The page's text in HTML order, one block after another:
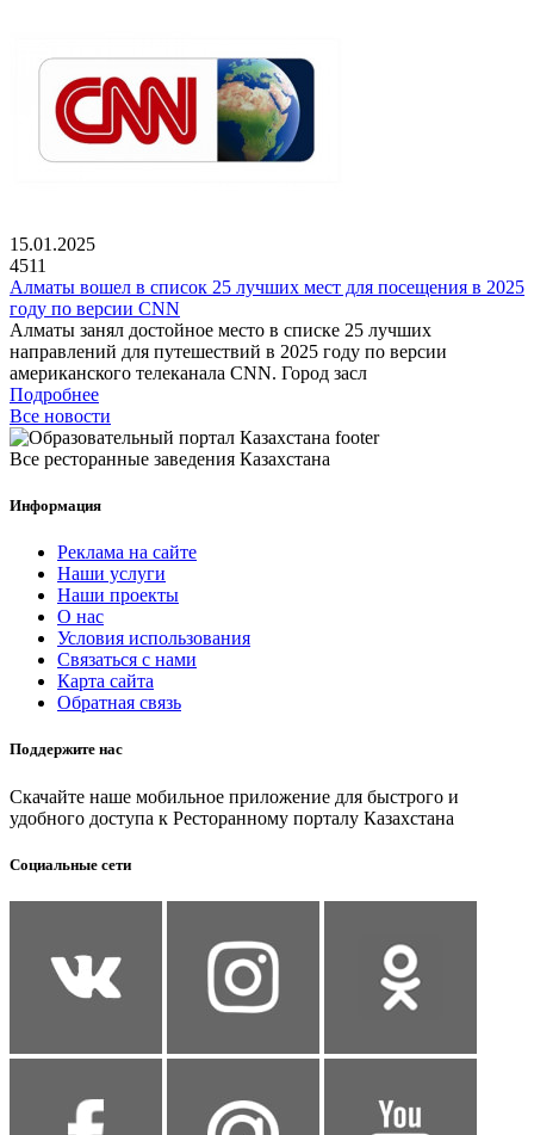
15.01.2025
4511
Алматы вошел в список 25 лучших мест для посещения в 2025
году по версии CNN
Алматы занял достойное место в списке 25 лучших
направлений для путешествий в 2025 году по версии
американского телеканала CNN. Город засл
Подробнее
Все новости
Все ресторанные заведения Казахстана
Информация
Реклама на сайте
Наши услуги
Наши проекты
О нас
Условия использования
Связаться с нами
Карта сайта
Обратная связь
Поддержите нас
Скачайте наше мобильное приложение для быстрого и
удобного доступа к Ресторанному порталу Казахстана
Социальные сети